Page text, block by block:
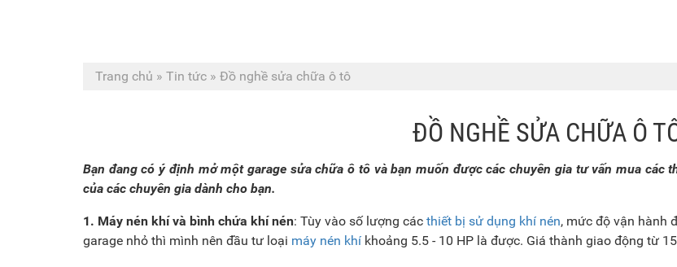
Trang chủ » Tin tức » Đồ nghề sửa chữa ô tô
ĐỒ NGHỀ SỬA CHỮA Ô
Bạn đang có ý định mở một garage sửa chữa ô tô và bạn muốn được các chuyên gia tư vấn mua các
của các chuyên gia dành cho bạn.
1. Máy nén khí và bình chứa khí nén: Tùy vào số lượng các thiết bị sử dụng khí nén, mức độ vận hành
garage nhỏ thì mình nên đầu tư loại máy nén khí khoảng 5.5 - 10 HP là được. Giá thành giao động từ